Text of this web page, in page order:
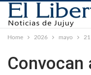
Home 2026 mayo 21
Convocan